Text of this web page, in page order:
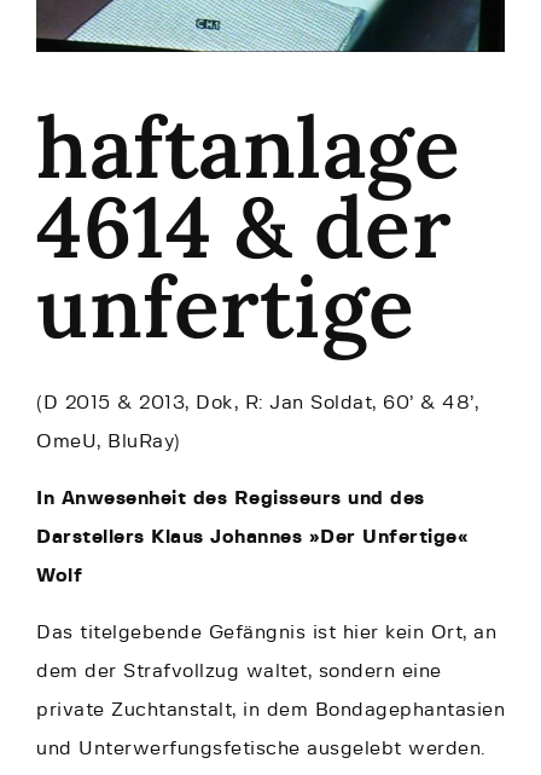
haftanlage
4614 & der
unfertige
(D 2015 & 2013, Dok, R: Jan Soldat, 60’ & 48’,
OmeU, BluRay)
In Anwesenheit des Regisseurs und des
Darstellers Klaus Johannes »Der Unfertige«
Wolf
Das titelgebende Gefängnis ist hier kein Ort, an
dem der Strafvollzug waltet, sondern eine
private Zuchtanstalt, in dem Bondagephantasien
und Unterwerfungsfetische ausgelebt werden.